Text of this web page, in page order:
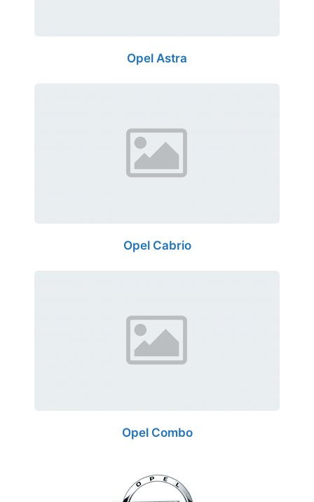
Opel Astra
Opel Cabrio
Opel Combo